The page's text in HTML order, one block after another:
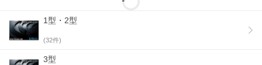
1型・2型
(32件)
3型